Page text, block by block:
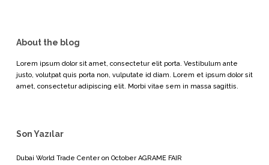
About the blog
Lorem ipsum dolor sit amet, consectetur elit porta. Vestibulum ante
justo, volutpat quis porta non, vulputate id diam. Lorem et ipsum dolor sit
amet, consectetur adipiscing elit. Morbi vitae sem in massa sagittis.
Son Yazılar
Dubai World Trade Center on October AGRAME FAIR